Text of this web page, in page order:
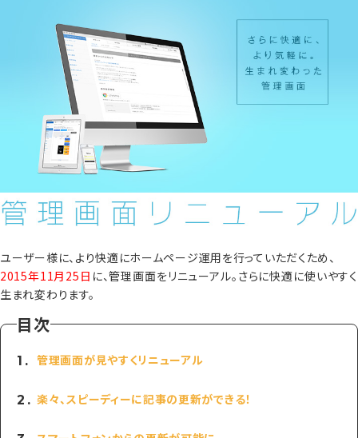
ユーザー様に、より快適にホームページ運用を行っていただくため、
2015年11月25日 に、管理画面をリニューアル。さらに快適に使いやすく
生まれ変わります。
目次
管理画面が見やすくリニューアル
楽々、スピーディーに記事の更新ができる！